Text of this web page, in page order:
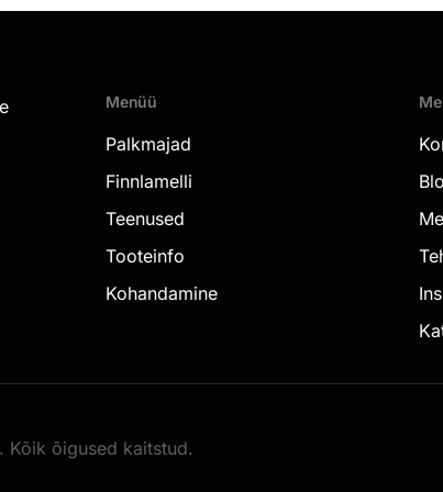
Menüü
Palkmajad
Finnlamelli
Teenused
Tooteinfo
Kohandamine
õigused kaitstud.